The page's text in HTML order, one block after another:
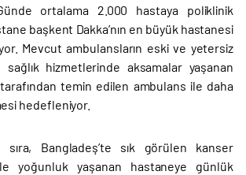
ortalama 2.000 hastaya poliklinik
başkent Dakka’nın en büyük hastanesi
Mevcut ambulansların eski ve yetersiz
sağlık hizmetlerinde aksamalar yaşanan
temin edilen ambulans ile daha
hedefleniyor.
sıra, Bangladeş’te sık görülen kanser
yoğunluk yaşanan hastaneye günlük